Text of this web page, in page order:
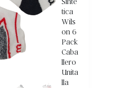
tica
Wils
on 6
Pack
Caba
llero
Unita
lla